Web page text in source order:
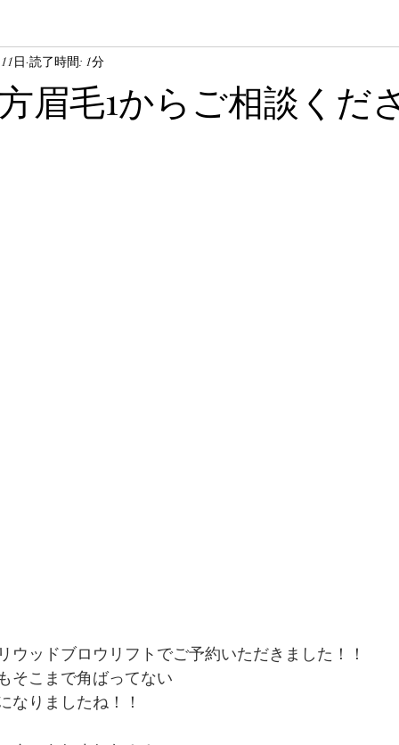
眉毛1からご相談くだ
日 読了時間: 1分
ウッドブロウリフトでご予約いただきました！！
そこまで角ばってない
なりましたね！！